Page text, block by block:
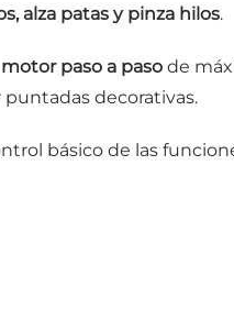
alza patas y pinza hilos.
motor paso a paso de
decorativas.
básico de las